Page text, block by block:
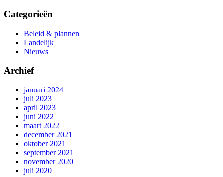
Categorieën
Beleid & plannen
Landelijk
Nieuws
Archief
januari 2024
juli 2023
april 2023
juni 2022
maart 2022
december 2021
oktober 2021
september 2021
november 2020
juli 2020